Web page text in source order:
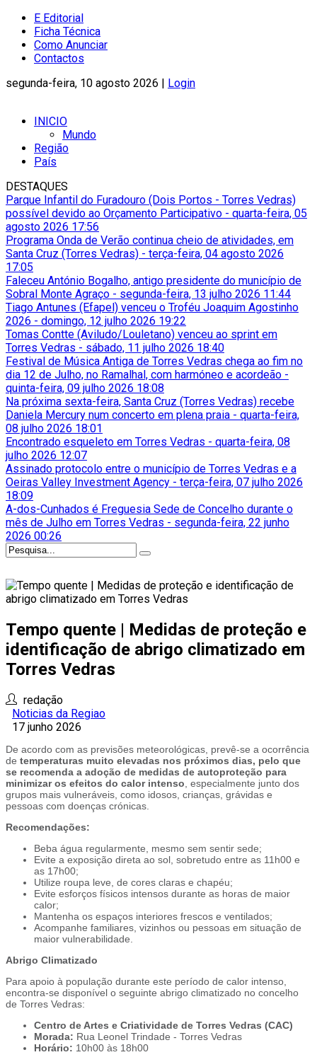
E Editorial
Ficha Técnica
Como Anunciar
Contactos
segunda-feira, 10 agosto 2026 | Login
INICIO
Mundo
Região
País
DESTAQUES
Parque Infantil do Furadouro (Dois Portos - Torres Vedras)
possível devido ao Orçamento Participativo - quarta-feira, 05
agosto 2026 17:56
Programa Onda de Verão continua cheio de atividades, em
Santa Cruz (Torres Vedras) - terça-feira, 04 agosto 2026
17:05
Faleceu António Bogalho, antigo presidente do município de
Sobral Monte Agraço - segunda-feira, 13 julho 2026 11:44
Tiago Antunes (Efapel) venceu o Troféu Joaquim Agostinho
2026 - domingo, 12 julho 2026 19:22
Tomas Contte (Aviludo/Louletano) venceu ao sprint em
Torres Vedras - sábado, 11 julho 2026 18:40
Festival de Música Antiga de Torres Vedras chega ao fim no
dia 12 de Julho, no Ramalhal, com harmóneo e acordeão -
quinta-feira, 09 julho 2026 18:08
Na próxima sexta-feira, Santa Cruz (Torres Vedras) recebe
Daniela Mercury num concerto em plena praia - quarta-feira,
08 julho 2026 18:01
Encontrado esqueleto em Torres Vedras - quarta-feira, 08
julho 2026 12:07
Assinado protocolo entre o município de Torres Vedras e a
Oeiras Valley Investment Agency - terça-feira, 07 julho 2026
18:09
A-dos-Cunhados é Freguesia Sede de Concelho durante o
mês de Julho em Torres Vedras - segunda-feira, 22 junho
2026 00:26
Tempo quente | Medidas de proteção e
identificação de abrigo climatizado em
Torres Vedras
redação
Noticias da Regiao
17 junho 2026
De acordo com as previsões meteorológicas, prevê-se a ocorrência
de temperaturas muito elevadas nos próximos dias, pelo que
se recomenda a adoção de medidas de autoproteção para
minimizar os efeitos do calor intenso , especialmente junto dos
grupos mais vulneráveis, como idosos, crianças, grávidas e
pessoas com doenças crónicas.
Recomendações:
Beba água regularmente, mesmo sem sentir sede;
Evite a exposição direta ao sol, sobretudo entre as 11h00 e
as 17h00;
Utilize roupa leve, de cores claras e chapéu;
Evite esforços físicos intensos durante as horas de maior
calor;
Mantenha os espaços interiores frescos e ventilados;
Acompanhe familiares, vizinhos ou pessoas em situação de
maior vulnerabilidade.
Abrigo Climatizado
Para apoio à população durante este período de calor intenso,
encontra-se disponível o seguinte abrigo climatizado no concelho
de Torres Vedras:
Centro de Artes e Criatividade de Torres Vedras (CAC)
Morada: Rua Leonel Trindade - Torres Vedras
Horário: 10h00 às 18h00